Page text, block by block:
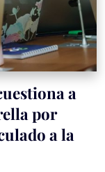
a
por
a la